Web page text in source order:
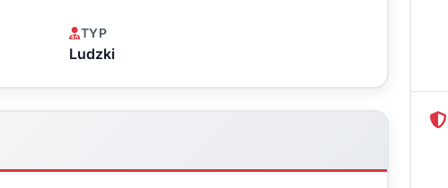
TYP
Ludzki